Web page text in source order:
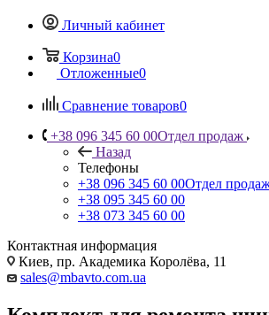
Личный кабинет
Корзина0
Отложенные0
Сравнение товаров0
+38 096 345 60 00Отдел продаж
Назад
Телефоны
+38 096 345 60 00Отдел
+38 095 345 60 00
+38 073 345 60 00
Контактная информация
Киев, пр. Академика Королёва, 11
sales@mbavto.com.ua